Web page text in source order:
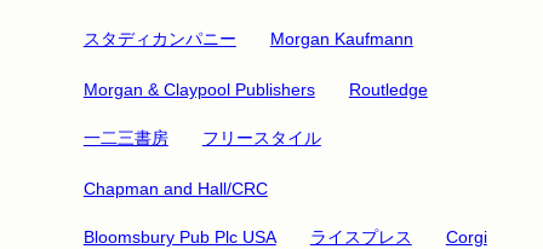
スタディカンパニー Morgan Kaufmann
Morgan & Claypool Publishers Routledge
一二三書房 フリースタイル
Chapman and Hall/CRC
Bloomsbury Pub Plc USA ライスプレス Corgi